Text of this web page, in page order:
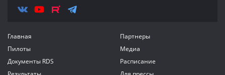
Главная
Пилоты
Документы RDS
Партнеры
Медиа
Расписание